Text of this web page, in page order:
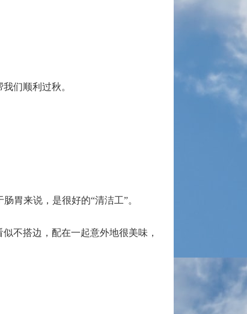
们顺利过秋。
胃来说，是很好的“清洁工”。
不搭边，配在一起意外地很美味，